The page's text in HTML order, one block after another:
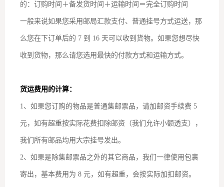
的：订购时间＋备发货时间＋运输时间＝完全订购时间
一般来说如果您采用邮局汇款支付、普通挂号方式运送，那
么您在下订单后的 7 到 16 天可以收到货物。如果您想尽快
收到货物，那么请您选用最快的付款方式和运输方式。
货运费用的计算：
1、如果您订购的物品是普通集邮票品，请加邮资手续费 5
元，如有超重按实际花费扣除邮资（我们允许小额透支），
我们所有邮品均用大宗挂号发出。
2、如果是除集邮票品之外的其它商品，我们一律使用包裹
寄出，基本费用为 8 元，如有超重，会按实际加扣邮资。